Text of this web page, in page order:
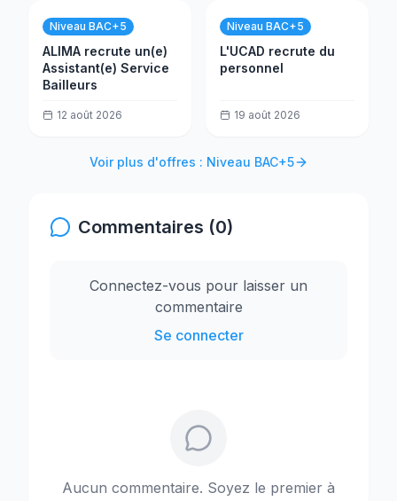
Niveau BAC+5
ALIMA recrute un(e)
Assistant(e) Service
Bailleurs
12 août 2026
Niveau BAC+5
L'UCAD recrute du
personnel
19 août 2026
Voir plus d'offres : Niveau BAC+5
Commentaires (0)
Connectez-vous pour laisser un
commentaire
Se connecter
Aucun commentaire. Soyez le premier à